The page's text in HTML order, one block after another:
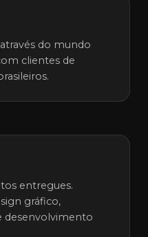
do mundo
clientes de
entregues.
gráfico,
desenvolvimento